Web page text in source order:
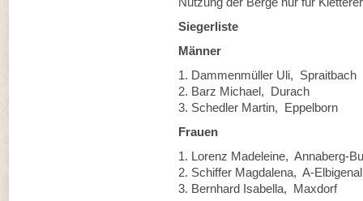
Siegerliste
Männer
1. Dammenmüller Uli,
2. Barz Michael,
3. Schedler Martin,
Frauen
1. Lorenz Madeleine,
2. Schiffer Magdalena, A-
3. Bernhard Isabella,